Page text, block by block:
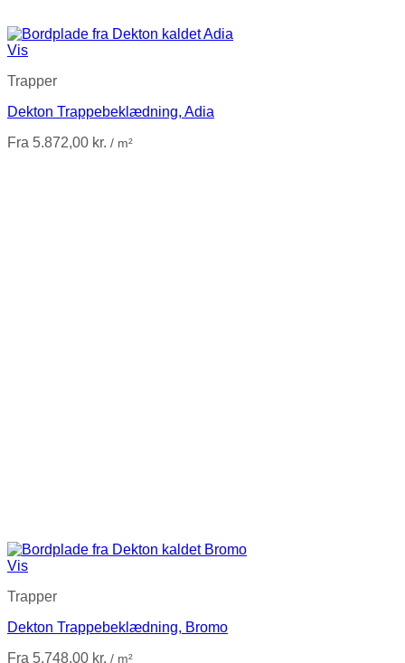
Vis
Trapper
Dekton Trappebeklædning, Adia
Fra 5.872,00 kr. / m²
Vis
Trapper
Dekton Trappebeklædning, Bromo
Fra 5.748,00 kr. / m²